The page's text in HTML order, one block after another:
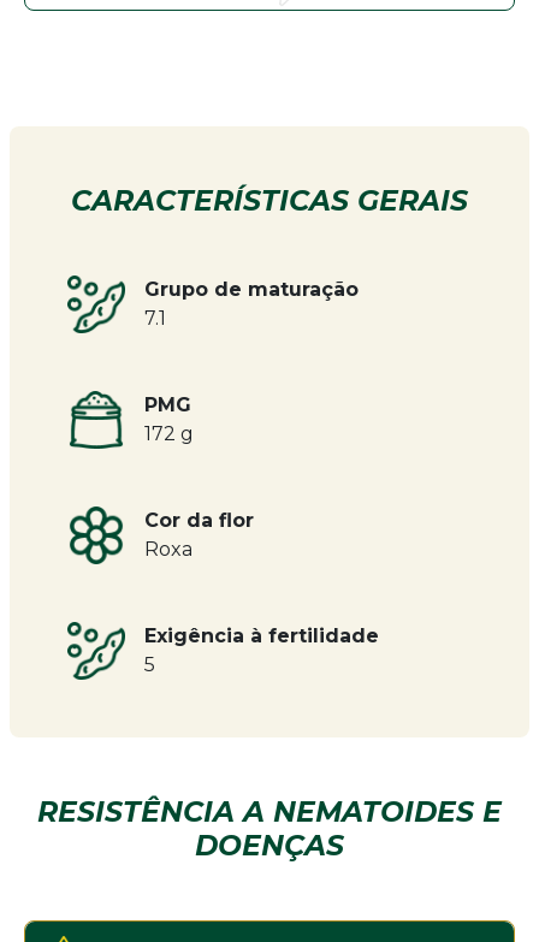
CARACTERÍSTICAS GERAIS
Grupo de maturação
7.1
PMG
172 g
Cor da flor
Roxa
Exigência à fertilidade
5
RESISTÊNCIA A NEMATOIDES E
DOENÇAS